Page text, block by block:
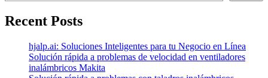
Recent Posts
hjalp.ai: Soluciones Inteligentes para tu Negocio en Línea
Solución rápida a problemas de velocidad en ventiladores
inalámbricos Makita